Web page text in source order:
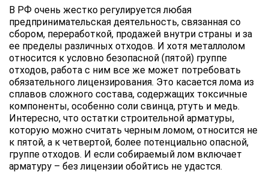
В РФ очень жестко регулируется любая
предпринимательская деятельность, связанная со
сбором, переработкой, продажей внутри страны и за
ее пределы различных отходов. И хотя металлолом
относится к условно безопасной (пятой) группе
отходов, работа с ним все же может потребовать
обязательного лицензирования. Это касается лома из
сплавов сложного состава, содержащих токсичные
компоненты, особенно соли свинца, ртуть и медь.
Интересно, что остатки строительной арматуры,
которую можно считать черным ломом, относится не
к пятой, а к четвертой, более потенциально опасной,
группе отходов. И если собираемый лом включает
арматуру – без лицензии обойтись не удастся.